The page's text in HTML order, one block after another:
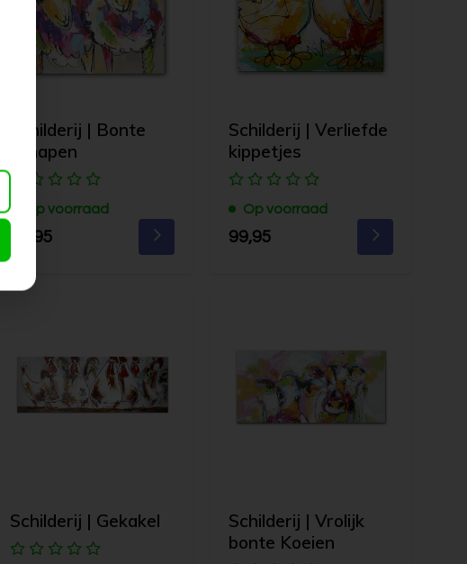
Schilderij | Bonte
schapen
Op voorraad
99,95
Schilderij | Verliefde
kippetjes
Op voorraad
99,95
Schilderij | Gekakel
Schilderij | Vrolijk
bonte Koeien